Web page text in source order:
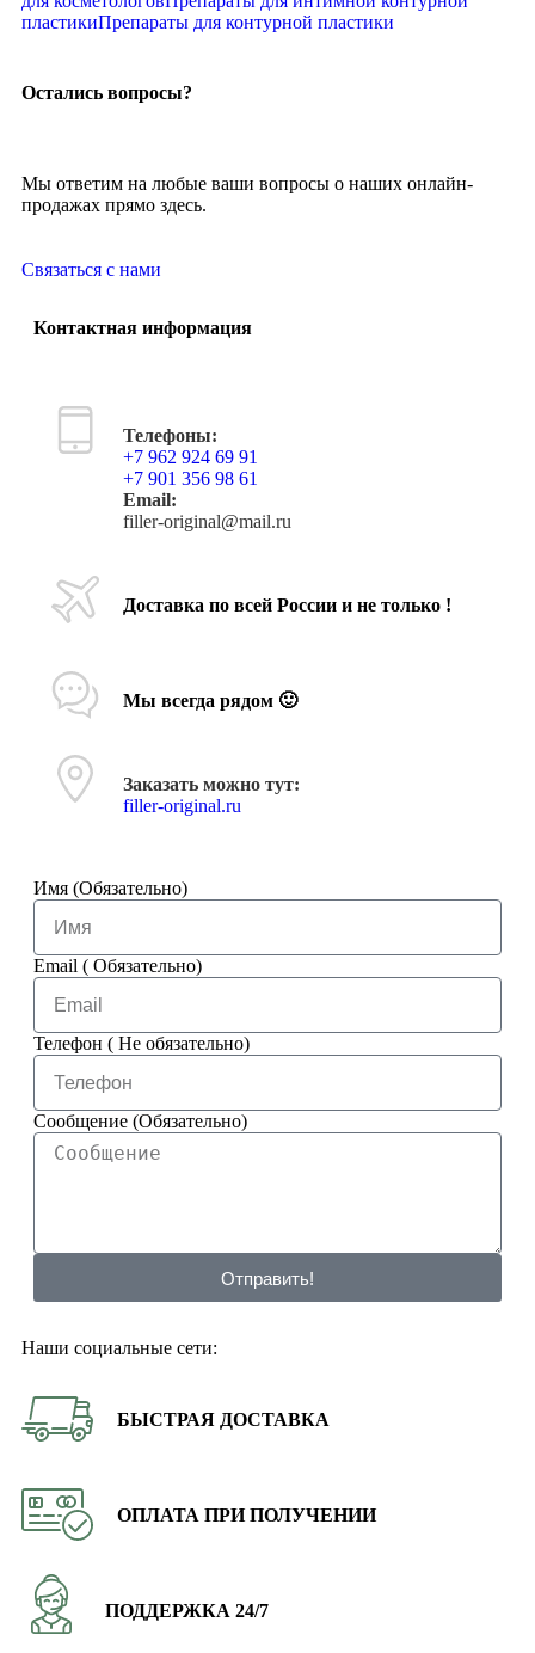
пластикиПрепараты для контурной пластики
Остались вопросы?
Мы ответим на любые ваши вопросы о наших онлайн-
продажах прямо здесь.
Связаться с нами
Контактная информация
Телефоны:
+7 962 924 69 91
+7 901 356 98 61
Email:
filler-original@mail.ru
Доставка по всей России и не только !
Мы всегда рядом 🙂
Заказать можно тут:
filler-original.ru
Имя (Обязательно)
Email ( Обязательно)
Телефон ( Не обязательно)
Сообщение (Обязательно)
Отправить!
Наши социальные сети:
БЫСТРАЯ ДОСТАВКА
ОПЛАТА ПРИ ПОЛУЧЕНИИ
ПОДДЕРЖКА 24/7